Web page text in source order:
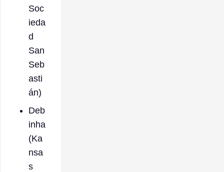
Soc
ieda
d
San
Seb
asti
án)
Deb
inha
(Ka
nsa
s